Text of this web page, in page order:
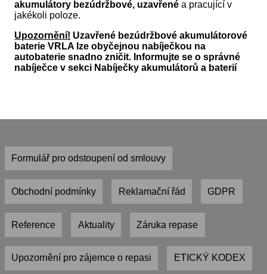
akumulátory bezúdržbové, uzavřené a pracující v
jakékoli poloze.
Upozornění! Uzavřené bezúdržbové akumulátorové
baterie VRLA lze obyčejnou nabíječkou na
autobaterie snadno zničit. Informujte se o správné
nabíječce v sekci Nabíječky akumulátorů a baterií
Formulář pro odstoupení od smlouvy
Obchodní podmínky Reklamační řád GDPR
Reference Aktuality Záruka repase
Upozornění pro zájemce o repasi ETICKÝ KODEX